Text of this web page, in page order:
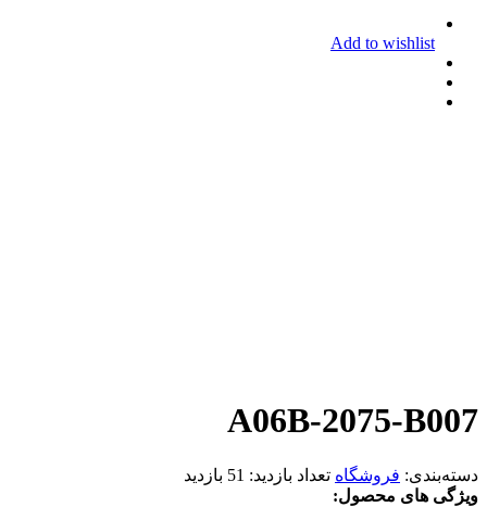
Add to wishlist
A06B-2075-B007
دسته‌بندی: فروشگاه تعداد بازدید: 51 بازدید
ویژگی های محصول: